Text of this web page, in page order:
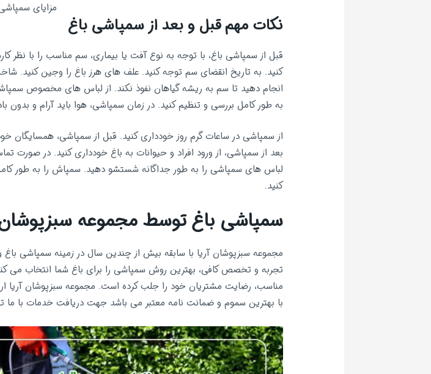
مزایای
نکات مهم قبل و بعد از سمپاشی باغ
قبل از سمپاشی باغ، با توجه به نوع آفت یا بیماری، سم مناسب را با نظر
کنید. به تاریخ انقضای سم توجه کنید. علف های هرز باغ را وجین کنید.
انجام دهید تا سم به ریشه گیاهان نفوذ نکند. از لباس های مخصوص
به طور کامل بررسی و تنظیم کنید. در زمان سمپاشی، هوا باید آرام و بدون
بعد از سمپاشی، از ورود افراد و حیوانات به باغ خودداری کنید. در
لباس های سمپاشی را به طور جداگانه شستشو دهید. سمپاش را به طور
کنید.
سمپاشی باغ توسط مجموعه سبزپوشان
مجموعه سبزپوشان آریا با سابقه بیش از چندین سال در زمینه سمپاشی باغ
تجربه و تخصص کافی، بهترین روش سمپاشی را برای باغ شما انتخاب می
مناسب، رضایت مشتریان خود را جلب کرده است. مجموعه سبزپوشان آریا
با بهترین سموم و ضمانت نامه معتبر می باشد جهت دریافت خدمات با ما